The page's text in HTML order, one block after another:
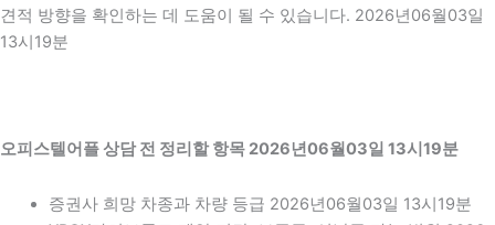
견적 방향을 확인하는 데 도움이 될 수 있습니다. 2026년06월03일
13시19분
오피스텔어플 상담 전 정리할 항목 2026년06월03일 13시19분
증권사 희망 차종과 차량 등급 2026년06월03일 13시19분